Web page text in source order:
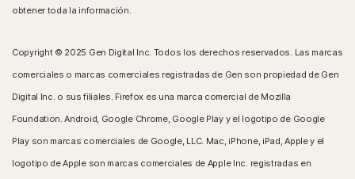
obtener toda la información.
Copyright © 2025 Gen Digital Inc. Todos los derechos reservados. Las marcas
comerciales o marcas comerciales registradas de Gen son propiedad de Gen
Digital Inc. o sus filiales. Firefox es una marca comercial de Mozilla
Foundation. Android, Google Chrome, Google Play y el logotipo de Google
Play son marcas comerciales de Google, LLC. Mac, iPhone, iPad, Apple y el
logotipo de Apple son marcas comerciales de Apple Inc. registradas en